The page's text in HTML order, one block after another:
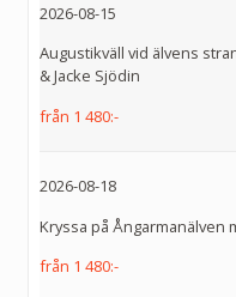
2026-08-15
Augustikväll vid älvens
& Jacke Sjödin
från 1 480:-
2026-08-18
Kryssa på Ångarmanälven
från 1 480:-